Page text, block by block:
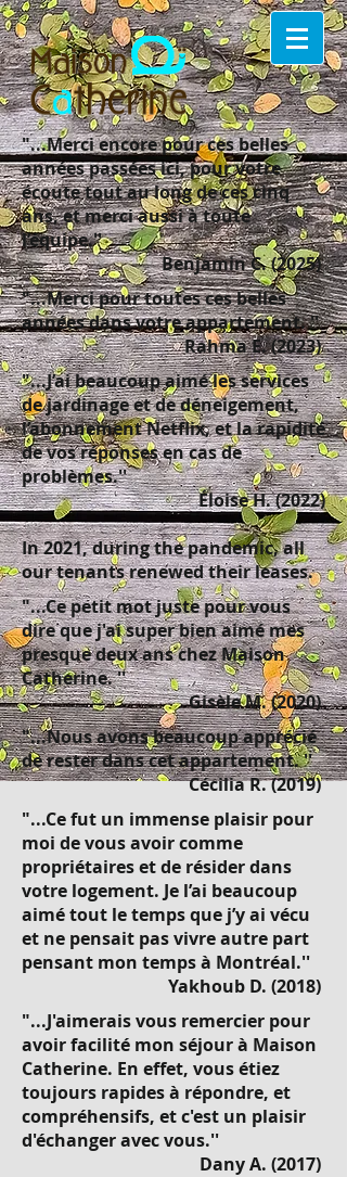
"...Merci encore pour ces belles
années passées ici, pour votre
écoute tout au long de ces cinq
ans, et merci aussi à toute
l’équipe.''
Benjamin C. (2025)
"...Merci pour toutes ces belles
années dans votre appartement.''
Rahma E. (2023)
"...J’ai beaucoup aimé les services
de jardinage et de déneigement,
l’abonnement Netflix, et la rapidité
de vos réponses en cas de
problèmes.''
Éloise H. (2022)
In 2021, during the pandemic, all
our tenants renewed their leases.
"...Ce petit mot juste pour vous
dire que j'ai super bien aimé mes
presque deux ans chez Maison
Catherine.''
Gisèle M. (2020)
"...Nous avons beaucoup apprécié
de rester dans cet appartement. ''
Cécilia R. (2019)
"...Ce fut un immense plaisir pour
moi de vous avoir comme
propriétaires et de résider dans
votre logement. Je l’ai beaucoup
aimé tout le temps que j’y ai vécu
et ne pensait pas vivre autre part
pensant mon temps à Montréal.''
Yakhoub D. (2018)
"...J'aimerais vous remercier pour
avoir facilité mon séjour à Maison
Catherine. En effet, vous étiez
toujours rapides à répondre, et
compréhensifs, et c'est un plaisir
d'échanger avec vous.''
Dany A. (2017)